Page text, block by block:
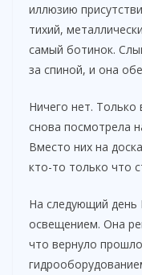
иллюзию
тихий,
самый ботинок.
за спиной, и она
Ничего нет. Только
снова посмотрела
Вместо них на
кто-то только что
На следующий день
освещением. Она
что вернуло